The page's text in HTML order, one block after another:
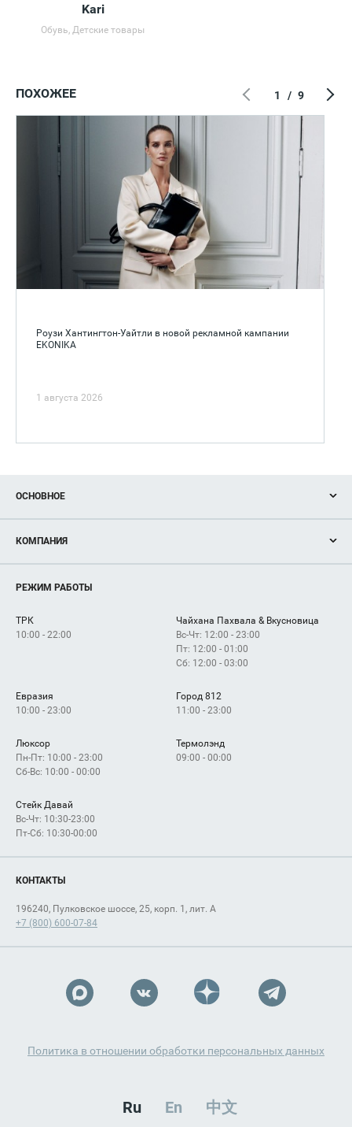
Kari
Обувь, Детские товары
ПОХОЖЕЕ
Роузи Хантингтон-Уайтли в новой рекламной кампании
EKONIKA
1 августа 2026
1 / 9
ОСНОВНОЕ
Новости
Магазины
Услуги
КОМПАНИЯ
Рекламодателям
Как добраться
РЕЖИМ РАБОТЫ
ТРК
10:00 - 22:00
Чайхана Пахвала & Вкусновица
Вс-Чт: 12:00 - 23:00
Пт: 12:00 - 01:00
Сб: 12:00 - 03:00
Евразия
10:00 - 23:00
Город 812
11:00 - 23:00
Люксор
Пн-Пт: 10:00 - 23:00
Сб-Вс: 10:00 - 00:00
Термолэнд
09:00 - 00:00
Стейк Давай
Вс-Чт: 10:30-23:00
Пт-Сб: 10:30-00:00
КОНТАКТЫ
196240, Пулковское шоссе, 25, корп. 1, лит. А
+7 (800) 600-07-84
Политика в отношении обработки персональных данных
Ru En 中文